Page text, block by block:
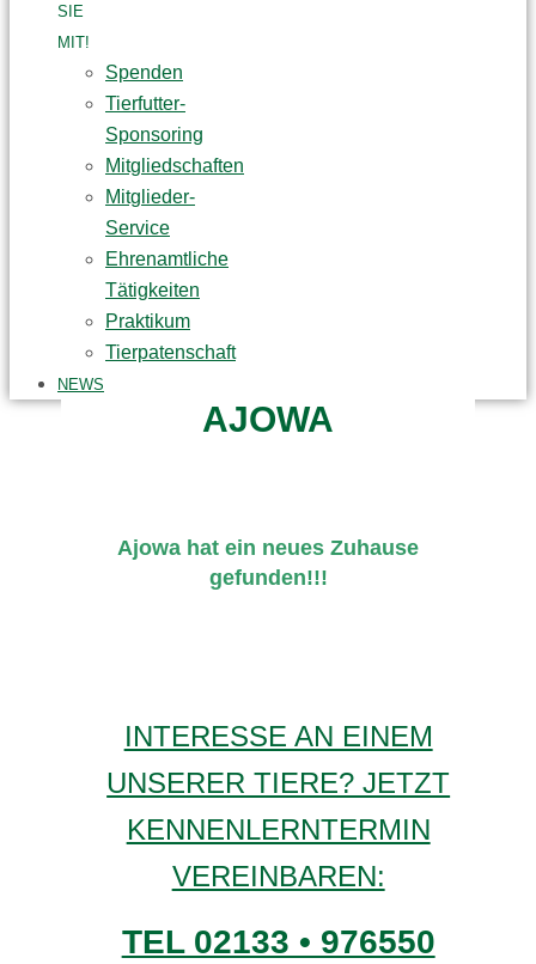
SIE
MIT!
Spenden
Tierfutter-
Sponsoring
Mitgliedschaften
Mitglieder-
Service
Ehrenamtliche
Tätigkeiten
Praktikum
Tierpatenschaft
NEWS
AJOWA
Ajowa hat ein neues Zuhause
gefunden!!!
INTERESSE AN EINEM
UNSERER TIERE? JETZT
KENNENLERNTERMIN
VEREINBAREN:
TEL 02133 • 976550